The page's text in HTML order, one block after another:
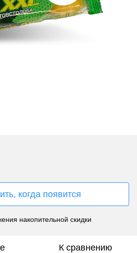
когда появится
накопительной скидки
К сравнению